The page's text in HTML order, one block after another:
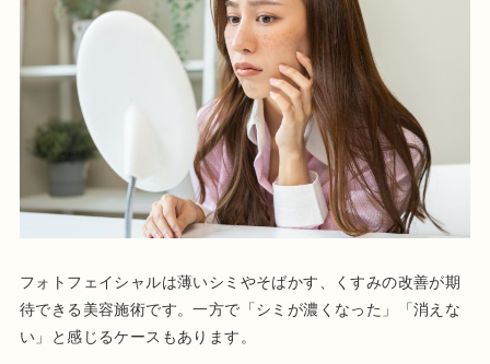
フォトフェイシャルは薄いシミやそばかす、くすみの改善が期
待できる美容施術です。一方で「シミが濃くなった」「消えな
い」と感じるケースもあります。